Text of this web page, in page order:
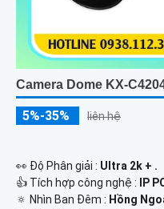
Camera Dome KX-
5%-35% liên hệ
️👀 Độ Phân giải : Ultra 2k + .
👍 Tích hợp công nghệ :
IP
🔅 Nhìn Ban Đêm : Hồng